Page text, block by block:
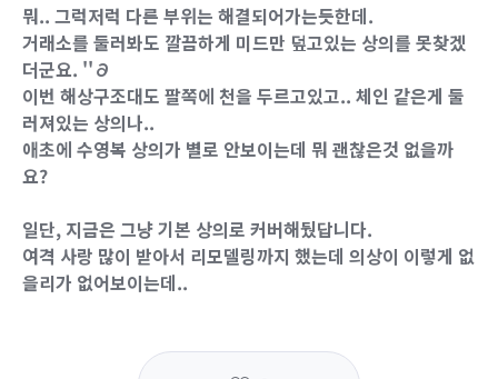
뭐.. 그럭저럭 다른 부위는 해결되어가는듯한데.
거래소를 둘러봐도 깔끔하게 미드만 덮고있는 상의를 못찾겠
더군요. ''∂
이번 해상구조대도 팔쪽에 천을 두르고있고.. 체인 같은게 둘
러져있는 상의나..
애초에 수영복 상의가 별로 안보이는데 뭐 괜찮은것 없을까
요?
일단, 지금은 그냥 기본 상의로 커버해뒀답니다.
여격 사랑 많이 받아서 리모델링까지 했는데 의상이 이렇게 없
을리가 없어보이는데..